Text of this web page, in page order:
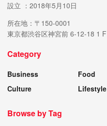
設立 ：2018年5月10日
所在地：〒150-0001
東京都渋谷区神宮前 6-12-18 1 F
Category
Business
Culture
Food
Lifestyle
Browse by Tag